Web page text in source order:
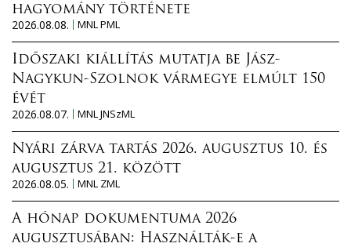
hagyomány története
2026.08.08.
MNL PML
Időszaki kiállítás mutatja be Jász-
Nagykun-Szolnok vármegye elmúlt 150
évét
2026.08.07.
MNL JNSzML
Nyári zárva tartás 2026. augusztus 10. és
augusztus 21. között
2026.08.05.
MNL ZML
A hónap dokumentuma 2026
augusztusában: Használták-e a